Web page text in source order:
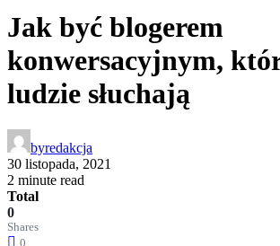
Jak być blogerem
konwersacyjnym,
ludzie słuchają
byredakcja
30 listopada, 2021
2 minute read
Total
0
Shares
0